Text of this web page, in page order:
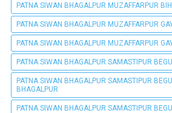
PATNA SIWAN BHAGALPUR MUZAFFARPUR
PATNA SIWAN BHAGALPUR MUZAFFARPUR
PATNA SIWAN BHAGALPUR MUZAFFARPUR
PATNA SIWAN BHAGALPUR SAMASTIPUR
PATNA SIWAN BHAGALPUR SAMASTIPUR
BHAGALPUR
PATNA SIWAN BHAGALPUR SAMASTIPUR